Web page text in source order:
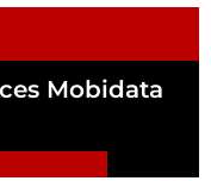
Mobidata